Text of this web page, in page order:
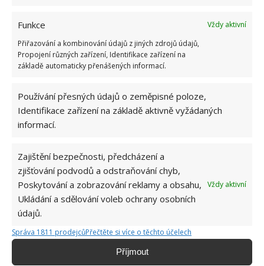
Funkce
Vždy aktivní
Přiřazování a kombinování údajů z jiných zdrojů údajů,
Propojení různých zařízení, Identifikace zařízení na
základě automaticky přenášených informací.
Používání přesných údajů o zeměpisné poloze,
Identifikace zařízení na základě aktivně vyžádaných
informací.
Zajištění bezpečnosti, předcházení a
zjišťování podvodů a odstraňování chyb,
Poskytování a zobrazování reklamy a obsahu,
Ukládání a sdělování voleb ochrany osobních
údajů.
Vždy aktivní
Správa 1811 prodejcůPřečtěte si více o těchto účelech
Příjmout
elektrárny, tak můžete navštívit web pod výše
zmíněným odkazem a vybrat si fotovoltaiku podle
svého řešení.
Absolvent České zemědělské
univerzity, který je již od malička
velkým kutilem. V podstatě vše, co je
možné najít v j...[Více o autorovi]